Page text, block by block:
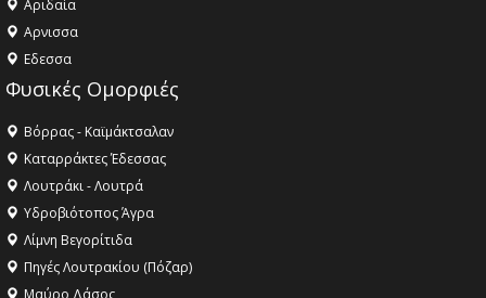
Αριδαία
Aρνισσα
Eδεσσα
Φυσικές Ομορφιές
Βόρρας - Καϊμάκτσαλαν
Καταρράκτες Έδεσσας
Λουτράκι - Λουτρά
Υδροβιότοπος Άγρα
Λίμνη Βεγορίτιδα
Πηγές Λουτρακίου (Πόζαρ)
Μαύρο Δάσος